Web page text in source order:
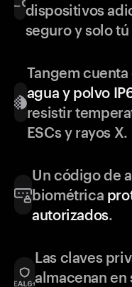
dispositivos
seguro y solo
Tangem cuenta
agua y polvo
resistir
ESCs y rayos X.
Un código de
biométrica
autorizados.
Las claves
almacenan en